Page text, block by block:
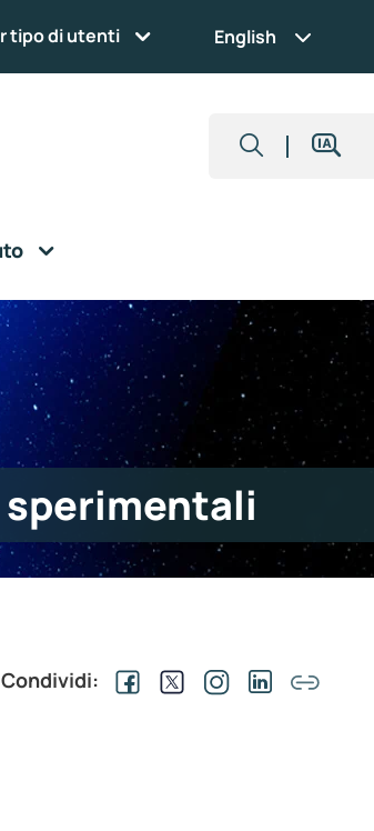
tipo di utenti English
Condividi: